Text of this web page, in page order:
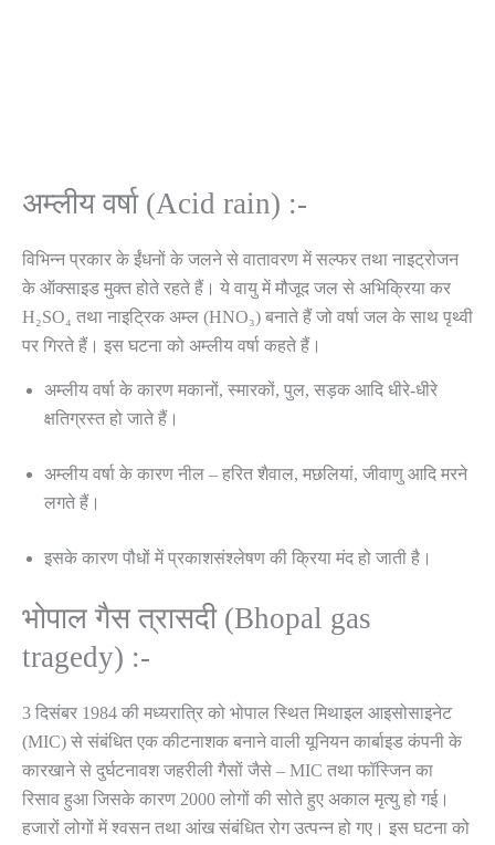
अम्लीय वर्षा (Acid rain) :-
विभिन्न प्रकार के ईंधनों के जलने से वातावरण में सल्फर तथा नाइट्रोजन
के ऑक्साइड मुक्त होते रहते हैं। ये वायु में मौजूद जल से अभिक्रिया कर
H₂SO₄ तथा नाइट्रिक अम्ल (HNO₃) बनाते हैं जो वर्षा जल के साथ पृथ्वी
पर गिरते हैं। इस घटना को अम्लीय वर्षा कहते हैं।
अम्लीय वर्षा के कारण मकानों, स्मारकों, पुल, सड़क आदि धीरे-धीरे
क्षतिग्रस्त हो जाते हैं।
अम्लीय वर्षा के कारण नील – हरित शैवाल, मछलियां, जीवाणु आदि मरने
लगते हैं।
इसके कारण पौधों में प्रकाशसंश्लेषण की क्रिया मंद हो जाती है।
भोपाल गैस त्रासदी (Bhopal gas
tragedy) :-
3 दिसंबर 1984 की मध्यरात्रि को भोपाल स्थित मिथाइल आइसोसाइनेट
(MIC) से संबंधित एक कीटनाशक बनाने वाली यूनियन कार्बाइड कंपनी के
कारखाने से दुर्घटनावश जहरीली गैसों जैसे – MIC तथा फॉस्जिन का
रिसाव हुआ जिसके कारण 2000 लोगों की सोते हुए अकाल मृत्यु हो गई।
हजारों लोगों में श्वसन तथा आंख संबंधित रोग उत्पन्न हो गए। इस घटना को